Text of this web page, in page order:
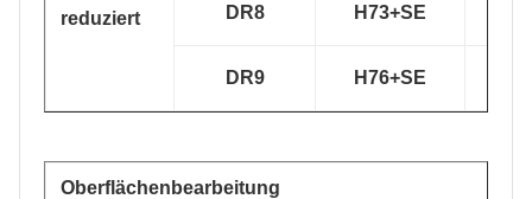
reduziert
DR8 H73+SE
DR9 H76+SE
Oberflächenbearbeitung